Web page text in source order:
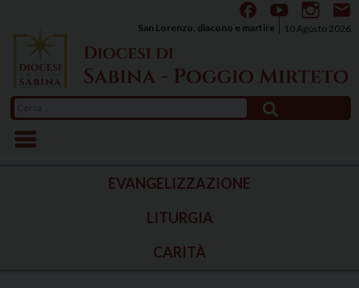
content
10 Agosto 2026
San Lorenzo, diacono e martire
per:
EVANGELIZZAZIONE
LITURGIA
CARITÀ